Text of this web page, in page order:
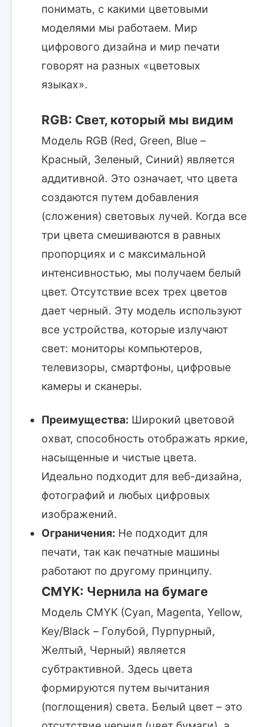
понимать, с какими цветовыми
моделями мы работаем. Мир
цифрового дизайна и мир печати
говорят на разных «цветовых
языках».
RGB: Свет, который мы видим
Модель RGB (Red, Green, Blue –
Красный, Зеленый, Синий) является
аддитивной. Это означает, что цвета
создаются путем добавления
(сложения) световых лучей. Когда все
три цвета смешиваются в равных
пропорциях и с максимальной
интенсивностью, мы получаем белый
цвет. Отсутствие всех трех цветов
дает черный. Эту модель используют
все устройства, которые излучают
свет: мониторы компьютеров,
телевизоры, смартфоны, цифровые
камеры и сканеры.
Преимущества: Широкий цветовой
охват, способность отображать яркие,
насыщенные и чистые цвета.
Идеально подходит для веб-дизайна,
фотографий и любых цифровых
изображений.
Ограничения: Не подходит для
печати, так как печатные машины
работают по другому принципу.
CMYK: Чернила на бумаге
Модель CMYK (Cyan, Magenta, Yellow,
Key/Black – Голубой, Пурпурный,
Желтый, Черный) является
субтрактивной. Здесь цвета
формируются путем вычитания
(поглощения) света. Белый цвет – это